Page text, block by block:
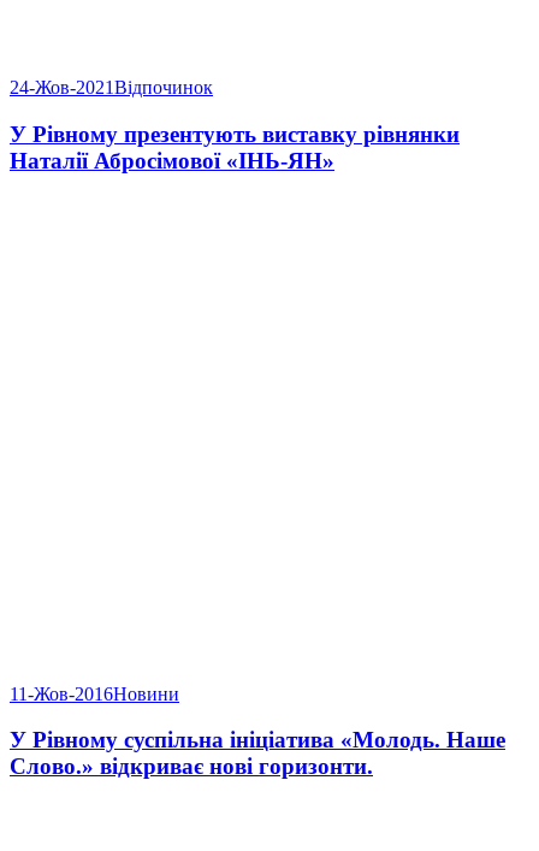
24-Жов-2021Відпочинок
У Рівному презентують виставку рівнянки
Наталії Абросімової «ІНЬ-ЯН»
11-Жов-2016Новини
У Рівному суспільна ініціатива «Молодь. Наше
Слово.» відкриває нові горизонти.